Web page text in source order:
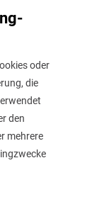
oder
die
den
mehrere